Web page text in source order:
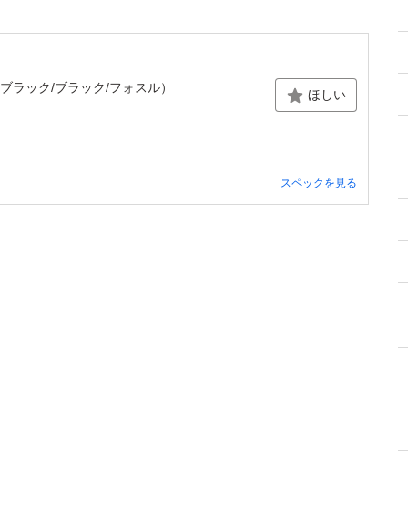
ラック/ブラック/フォスル） ほしい
スペックを見る